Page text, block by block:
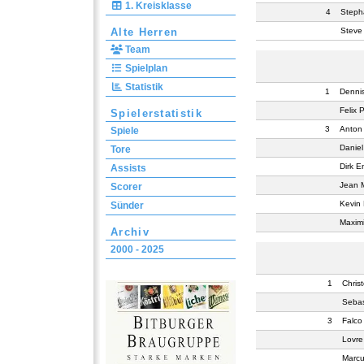
1. Kreisklasse
Alte Herren
Team
Spielplan
Statistik
Spielerstatistik
Spiele
Tore
Assists
Scorer
Sünder
Archiv
2000 - 2025
4
Steve
1
Felix
3 Anton
Dirk
Jean
Kevin
1
3 Falco